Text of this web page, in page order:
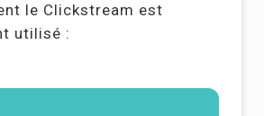
le Clickstream est
utilisé :